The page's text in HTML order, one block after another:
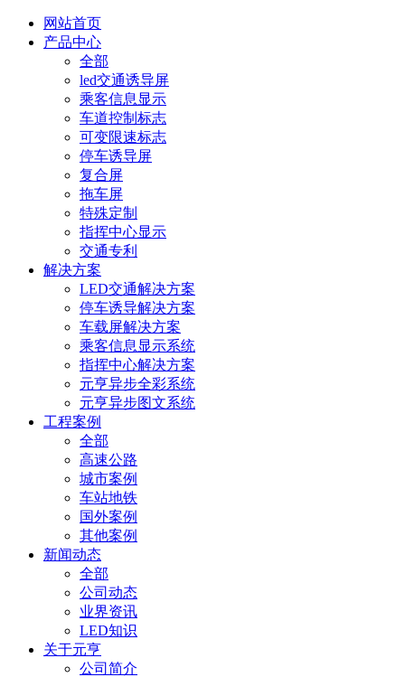
网站首页
产品中心
全部
led交通诱导屏
乘客信息显示
车道控制标志
可变限速标志
停车诱导屏
复合屏
拖车屏
特殊定制
指挥中心显示
交通专利
解决方案
LED交通解决方案
停车诱导解决方案
车载屏解决方案
乘客信息显示系统
指挥中心解决方案
元亨异步全彩系统
元亨异步图文系统
工程案例
全部
高速公路
城市案例
车站地铁
国外案例
其他案例
新闻动态
全部
公司动态
业界资讯
LED知识
关于元亨
公司简介